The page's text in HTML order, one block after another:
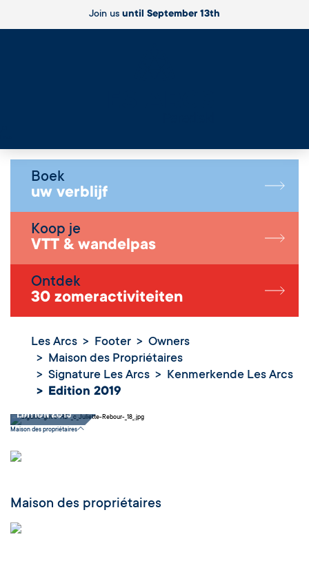
Join us until September 13th
Boek
uw verblijf
Koop je
VTT & wandelpas
Ontdek
30 zomeractiviteiten
Les Arcs Footer
Owners
Maison des Propriétaires
Signature Les Arcs
Kenmerkende Les Arcs
Edition 2019
Edition 2019
Maison des propriétaires
Maison des propriétaires